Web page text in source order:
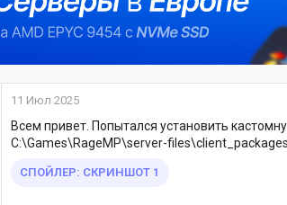
11 Июл 2025
Всем привет. Попытался установить
C:\Games\RageMP\server-
СПОЙЛЕР: СКРИНШОТ 1